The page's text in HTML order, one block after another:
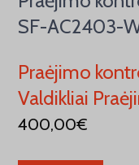
SF-AC2403-
Praėjimo
Valdikliai
400,00€